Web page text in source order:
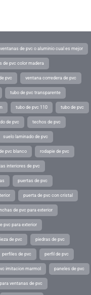
ventanas de pvc o aluminio cual es mejor
de pvc color madera
pvc ventana corredera de pvc
tubo de pvc transparente
tubo de pvc 110 tubo de pvc
de pvc techos de pvc
suelo laminado de pvc
pvc blanco rodapie de pvc
interiores de pvc
puertas de pvc
puerta de pvc con cristal
de pvc para exterior
pvc para exterior
de pvc piedras de pvc
perfiles de pvc perfil de pvc
imitacion marmol paneles de pvc
ventanas de pvc